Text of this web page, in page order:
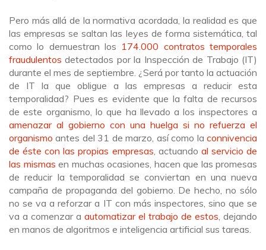
Pero más allá de la normativa acordada, la realidad es que
las empresas se saltan las leyes de forma sistemática, tal
como lo demuestran los 174.000 contratos temporales
fraudulentos detectados por la Inspección de Trabajo (IT)
durante el mes de septiembre. ¿Será por tanto la actuación
de IT la que obligue a las empresas a reducir esta
temporalidad? Pues es evidente que la falta de recursos
de este organismo, lo que ha llevado a los inspectores a
amenazar al gobierno con una huelga si no refuerza el
organismo antes del 31 de marzo, así como la connivencia
de éste con las propias empresas, actuando al servicio de
las mismas en muchas ocasiones, hacen que las promesas
de reducir la temporalidad se conviertan en una nueva
campaña de propaganda del gobierno. De hecho, no sólo
no se va a reforzar a IT con más inspectores, sino que se
va a comenzar a automatizar el trabajo de estos, dejando
en manos de algoritmos e inteligencia artificial sus tareas.